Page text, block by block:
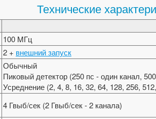
Технические
100 MГц
2 + внешний запуск
Обычный
Пиковый детектор (250 пс - один канал,
Усреднение (2, 4, 8, 16, 32, 64, 128, 256,
4 Гвыб/сек (2 Гвыб/сек - 2 канала)